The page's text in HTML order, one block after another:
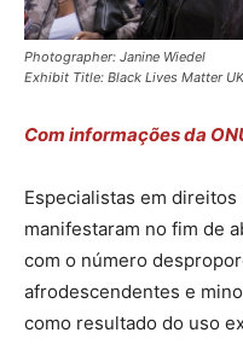
Photographer: Janine Wiedel
Exhibit Title: Black Lives Matter UK
Com informações da
Especialistas em direitos
manifestaram no fim de
com o número
afrodescendentes e
como resultado do uso